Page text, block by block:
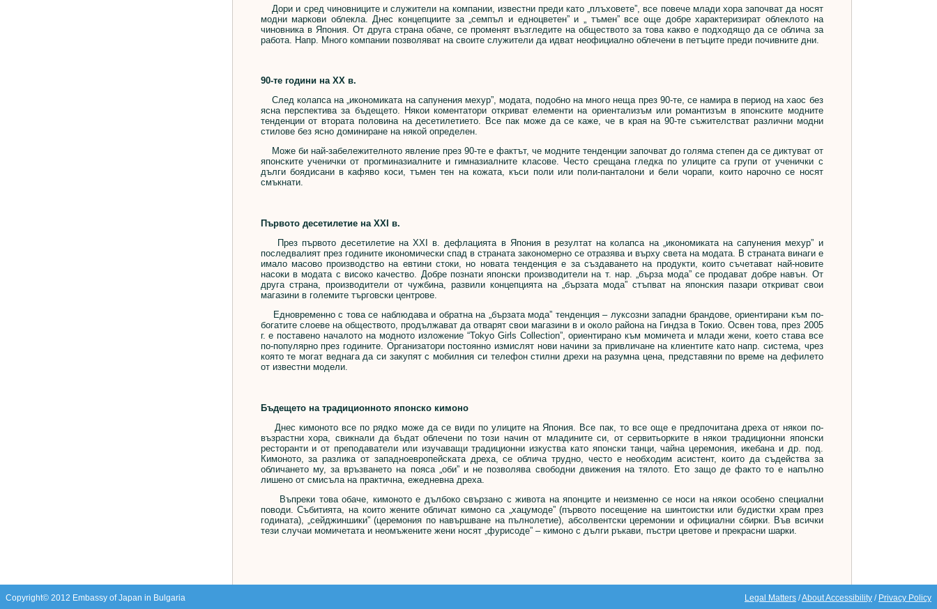
Дори и сред чиновниците и служители на компании, известни преди като „плъховете”, все повече млади хора започват да носят
модни маркови облекла. Днес концепциите за „семпъл и едноцветен” и „ тъмен” все още добре характеризират облеклото на
чиновника в Япония. От друга страна обаче, се променят възгледите на обществото за това какво е подходящо да се облича за
работа. Напр. Много компании позволяват на своите служители да идват неофициално облечени в петъците преди почивните дни.
90-те години на ХХ в.
След колапса на „икономиката на сапунения мехур”, модата, подобно на много неща през 90-те, се намира в период на хаос без
ясна перспектива за бъдещето. Някои коментатори откриват елементи на ориентализъм или романтизъм в японските модните
тенденции от втората половина на десетилетието. Все пак може да се каже, че в края на 90-те съжителстват различни модни
стилове без ясно доминиране на някой определен.
Може би най-забележителното явление през 90-те е фактът, че модните тенденции започват до голяма степен да се диктуват от
японските ученички от прогминазиалните и гимназиалните класове. Често срещана гледка по улиците са групи от ученички с
дълги боядисани в кафяво коси, тъмен тен на кожата, къси поли или поли-панталони и бели чорапи, които нарочно се носят
смъкнати.
Първото десетилетие на ХХІ в.
През първото десетилетие на ХХІ в. дефлацията в Япония в резултат на колапса на „икономиката на сапунения мехур” и
последвалият през годините икономически спад в страната закономерно се отразява и върху света на модата. В страната винаги е
имало масово производство на евтини стоки, но новата тенденция е за създаването на продукти, които съчетават най-новите
насоки в модата с високо качество. Добре познати японски производители на т. нар. „бърза мода” се продават добре навън. От
друга страна, производители от чужбина, развили концепцията на „бързата мода” стъпват на японския пазари откриват свои
магазини в големите търговски центрове.
Едновременно с това се наблюдава и обратна на „бързата мода” тенденция – луксозни западни брандове, ориентирани към по-
богатите слоеве на обществото, продължават да отварят свои магазини в и около района на Гиндза в Токио. Освен това, през 2005
г. е поставено началото на модното изложение “Tokyo Girls Collection”, ориентирано към момичета и млади жени, което става все
по-популярно през годините. Организатори постоянно измислят нови начини за привличане на клиентите като напр. система, чрез
която те могат веднага да си закупят с мобилния си телефон стилни дрехи на разумна цена, представяни по време на дефилето
от известни модели.
Бъдещето на традиционното японско кимоно
Днес кимоното все по рядко може да се види по улиците на Япония. Все пак, то все още е предпочитана дреха от някои по-
възрастни хора, свикнали да бъдат облечени по този начин от младините си, от сервитьорките в някои традиционни японски
ресторанти и от преподаватели или изучаващи традиционни изкуства като японски танци, чайна церемония, икебана и др. под.
Кимоното, за разлика от западноевропейската дреха, се облича трудно, често е необходим асистент, които да съдейства за
обличането му, за връзването на пояса „оби” и не позволява свободни движения на тялото. Ето защо де факто то е напълно
лишено от смисъла на практична, ежедневна дреха.
Въпреки това обаче, кимоното е дълбоко свързано с живота на японците и неизменно се носи на някои особено специални
поводи. Събитията, на които жените обличат кимоно са „хацумоде” (първото посещение на шинтоистки или будистки храм през
годината), „сейджиншики” (церемония по навършване на пълнолетие), абсолвентски церемонии и официални сбирки. Във всички
тези случаи момичетата и неомъжените жени носят „фурисоде” – кимоно с дълги ръкави, пъстри цветове и прекрасни шарки.
Copyright© 2012 Embassy of Japan in Bulgaria Legal Matters /About Accessibility / Privacy Policy